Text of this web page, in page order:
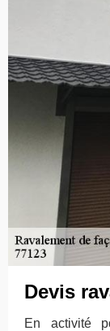
Devis
En activité